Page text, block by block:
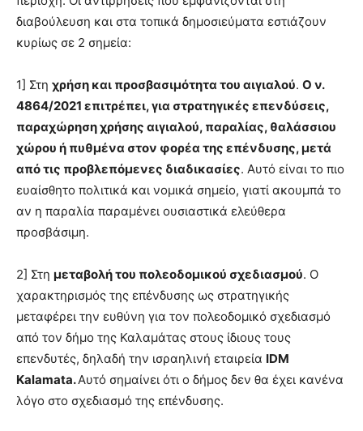
διαβούλευση και στα τοπικά δημοσιεύματα εστιάζουν
κυρίως σε 2 σημεία:
1] Στη χρήση και προσβασιμότητα του αιγιαλού. Ο ν.
4864/2021 επιτρέπει, για στρατηγικές επενδύσεις,
παραχώρηση χρήσης αιγιαλού, παραλίας, θαλάσσιου
χώρου ή πυθμένα στον φορέα της επένδυσης, μετά
από τις προβλεπόμενες διαδικασίες. Αυτό είναι το πιο
ευαίσθητο πολιτικά και νομικά σημείο, γιατί ακουμπά το
αν η παραλία παραμένει ουσιαστικά ελεύθερα
προσβάσιμη.
2] Στη μεταβολή του πολεοδομικού σχεδιασμού. Ο
χαρακτηρισμός της επένδυσης ως στρατηγικής
μεταφέρει την ευθύνη για τον πολεοδομικό σχεδιασμό
από τον δήμο της Καλαμάτας στους ίδιους τους
επενδυτές, δηλαδή την ισραηλινή εταιρεία IDM
Kalamata.Αυτό σημαίνει ότι ο δήμος δεν θα έχει κανένα
λόγο στο σχεδιασμό της επένδυσης.